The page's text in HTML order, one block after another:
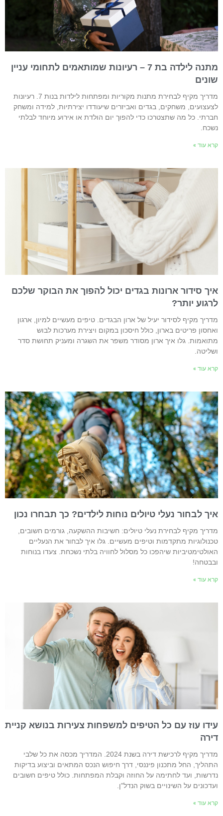
מתנה לילדה בת 7 – רעיונות שמותאמים לתחומי עניין
מדריך מקיף לבחירת מתנות מקוריות ומפתחות לילדות בנות 7. רעיונות
משחקים, בגדים ואביזרים שיעודדו יצירתיות, למידה ומשחק
כל מה שתצטרכו כדי להפוך יום הולדת או אירוע מיוחד לבלתי
עוד »
סידור ארונות בגדים יכול להפוך את הבוקר שלכם
יותר?
מקיף לסידור יעיל של ארון הבגדים. טיפים מעשיים למיון, ארגון
פריטים בארון, כולל חיסכון במקום ויצירת מערכות לבוש
גלו איך ארון מסודר משפר את השגרה ומעניק תחושת סדר
עוד »
לבחור נעלי טיולים נוחות לילדים? כך תבחרו נכון
מקיף לבחירת נעלי טיולים: חשיבות ההשקעה, גורמים חשובים,
מתקדמות וטיפים מעשיים. גלו איך לבחור את הנעליים
שיהפכו כל מסלול לחוויה בלתי נשכחת. צעדו בנוחות
עוד »
עוז עם כל הטיפים למשפחות צעירות בנושא קניית
מדריך מקיף לרכישת דירה בשנת 2024. המדריך מכסה את כל שלבי
החל מתכנון פיננסי, דרך חיפוש הנכס המתאים וביצוע בדיקות
ועד לחתימה על החוזה וקבלת המפתחות. כולל טיפים חשובים
על השינויים בשוק הנדל"ן.
עוד »